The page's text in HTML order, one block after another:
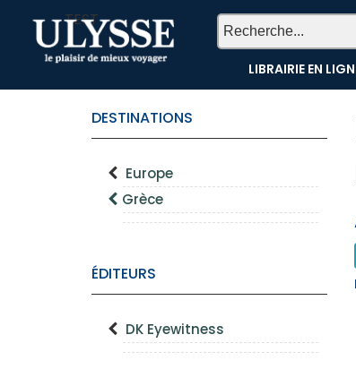
TEST
LIBRAIRIE EN
DESTINATIONS
Europe
Grèce
ÉDITEURS
DK Eyewitness